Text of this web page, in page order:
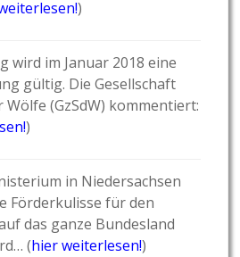
)
wird im Januar 2018 eine
gültig. Die Gesellschaft
Wölfe (GzSdW) kommentiert:
)
in Niedersachsen
Förderkulisse für den
das ganze Bundesland
(hier weiterlesen!)